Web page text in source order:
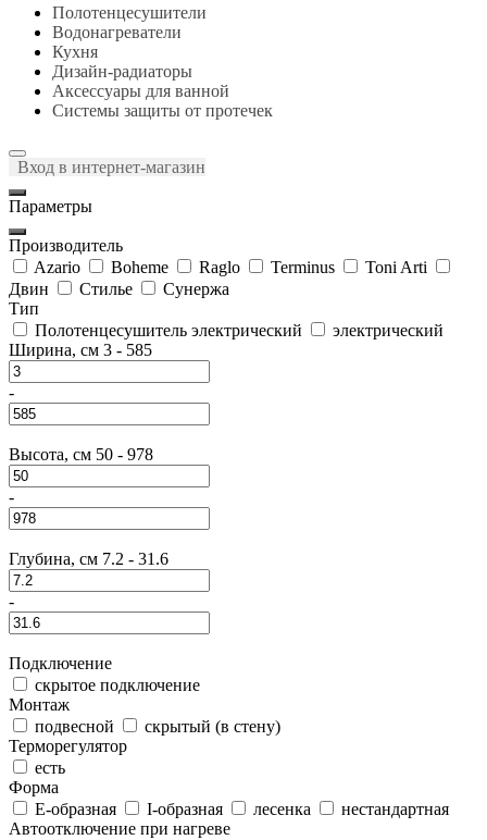
Полотенцесушители
Водонагреватели
Кухня
Дизайн-радиаторы
Аксессуары для ванной
Системы защиты от протечек
Вход в интернет-магазин
Параметры
Производитель
Azario
Boheme Raglo Terminus
Toni Arti
Двин
Стилье
Сунержа
Тип
Полотенцесушитель электрический
электрический
Ширина, см 3 - 585
-
Высота, см 50 - 978
-
Глубина, см 7.2 - 31.6
-
Подключение
скрытое подключение
Монтаж
подвесной
скрытый (в стену)
Терморегулятор
есть
Форма
E-образная
I-образная лесенка
нестандартная
Автоотключение при нагреве